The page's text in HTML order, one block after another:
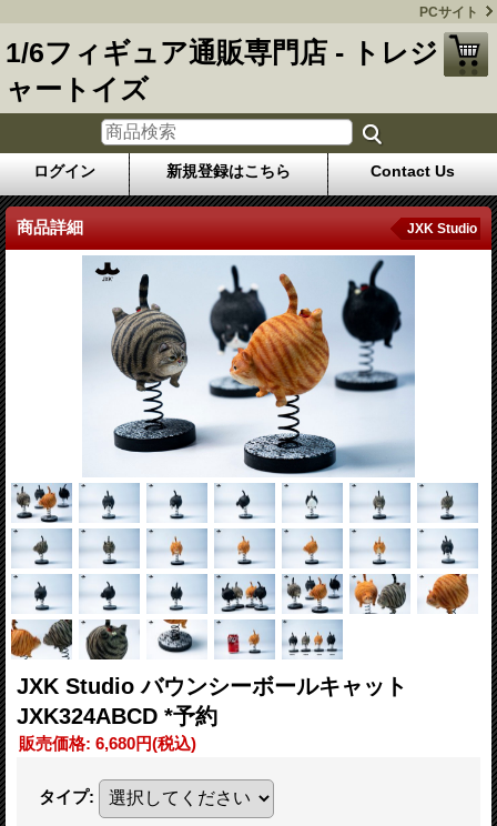
PCサイト
1/6フィギュア通販専門店 - トレジ
ャートイズ
ログイン 新規登録はこちら Contact Us
商品詳細 JXK Studio
JXK Studio バウンシーボールキャット
JXK324ABCD *予約
販売価格: 6,680円(税込)
タイプ: